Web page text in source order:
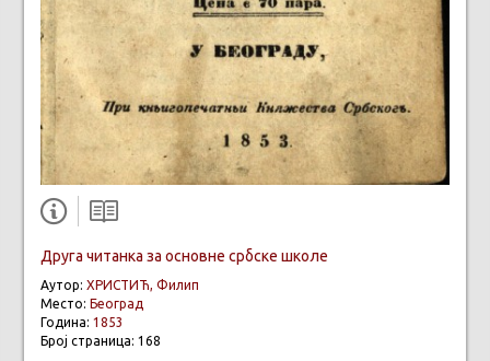
Друга читанка за основне србске школе
Аутор: ХРИСТИЋ, Филип
Место: Београд
Година: 1853
Број страница: 168